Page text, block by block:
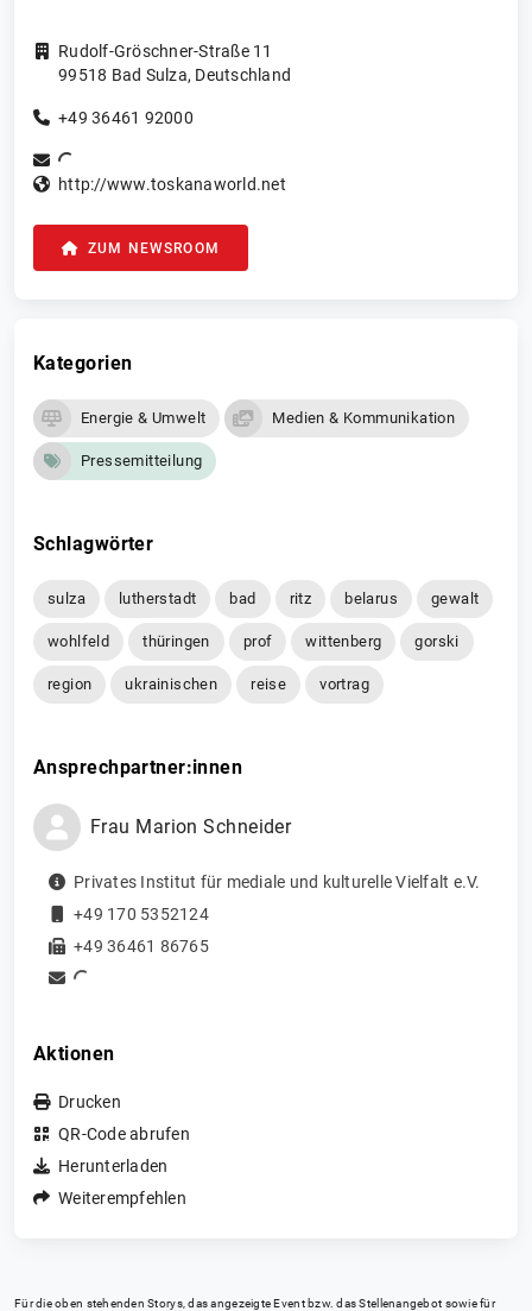
Rudolf-Gröschner-Straße 11
99518 Bad Sulza, Deutschland
+49 36461 92000
http://www.toskanaworld.net
ZUM NEWSROOM
Kategorien
Energie & Umwelt Medien & Kommunikation
Pressemitteilung
Schlagwörter
sulza lutherstadt bad ritz belarus gewalt
wohlfeld thüringen prof wittenberg gorski
region ukrainischen reise vortrag
Ansprechpartner:innen
Frau Marion Schneider
Privates Institut für mediale und kulturelle Vielfalt e.V.
+49 170 5352124
+49 36461 86765
Aktionen
Drucken
QR-Code abrufen
Herunterladen
Weiterempfehlen
Für die oben stehenden Storys, das angezeigte Event bzw. das Stellenangebot sowie für